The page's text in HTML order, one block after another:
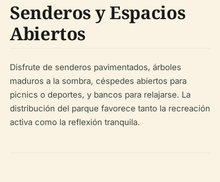
Senderos y Espacios
Abiertos
Disfrute de senderos pavimentados, árboles
maduros a la sombra, céspedes abiertos para
picnics o deportes, y bancos para relajarse. La
distribución del parque favorece tanto la recreación
activa como la reflexión tranquila.